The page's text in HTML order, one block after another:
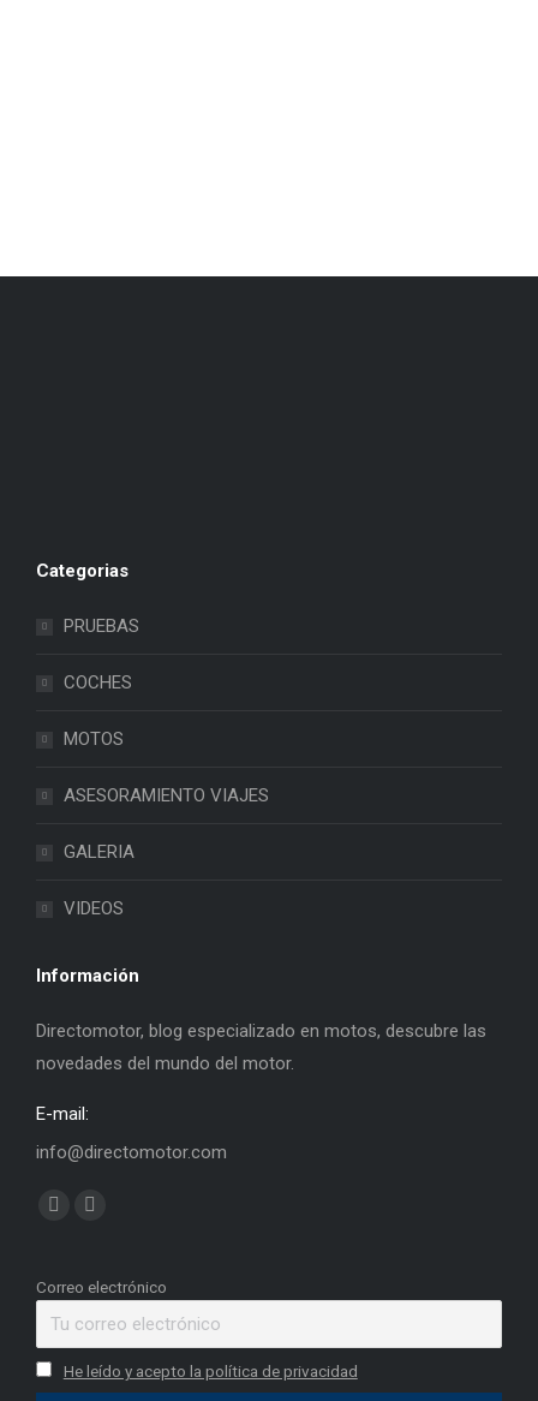
Categorias
PRUEBAS
COCHES
MOTOS
ASESORAMIENTO VIAJES
GALERIA
VIDEOS
Información
Directomotor, blog especializado en motos, descubre las
novedades del mundo del motor.
E-mail:
info@directomotor.com
Find us on:
opens
in
new
window
opens
new
window
Correo electrónico
He leído y acepto la política de privacidad